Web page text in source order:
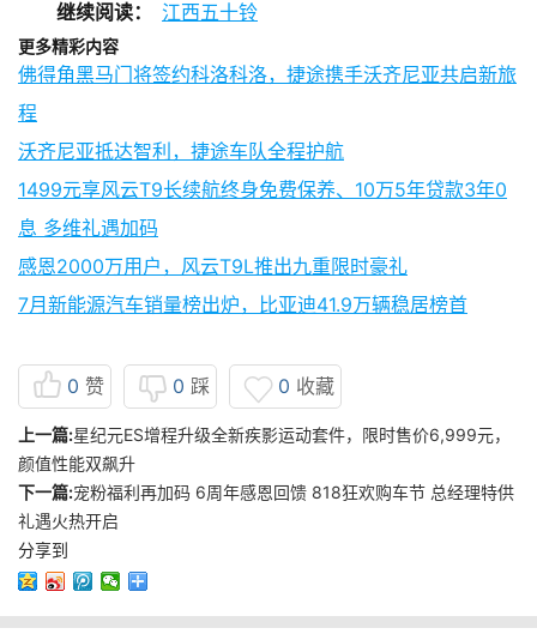
继续阅读： 江西五十铃
更多精彩内容
佛得角黑马门将签约科洛科洛，捷途携手沃齐尼亚共启新旅
程
沃齐尼亚抵达智利，捷途车队全程护航
1499元享风云T9长续航终身免费保养、10万5年贷款3年0
息 多维礼遇加码
感恩2000万用户，风云T9L推出九重限时豪礼
7月新能源汽车销量榜出炉，比亚迪41.9万辆稳居榜首
0 赞 0 踩 0 收藏
上一篇:星纪元ES增程升级全新疾影运动套件，限时售价6,999元，
颜值性能双飙升
下一篇:宠粉福利再加码 6周年感恩回馈 818狂欢购车节 总经理特供
礼遇火热开启
分享到